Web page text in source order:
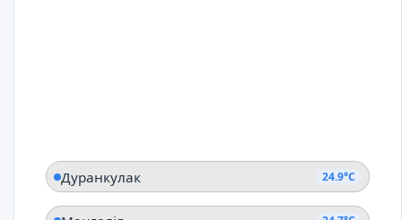
Дуранкулак 24.9°C